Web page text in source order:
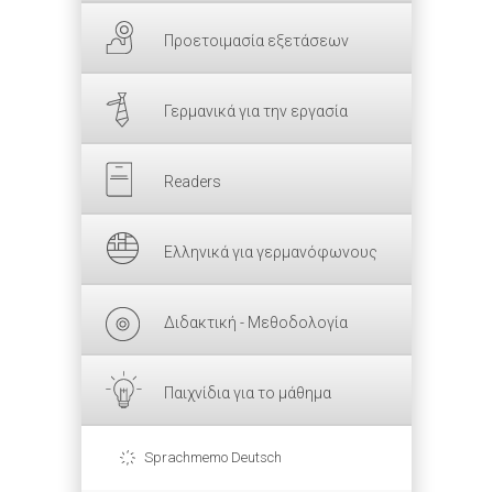
Προετοιμασία εξετάσεων
Γερμανικά για την εργασία
Readers
Ελληνικά για γερμανόφωνους
Διδακτική - Μεθοδολογία
Παιχνίδια για το μάθημα
Sprachmemo Deutsch